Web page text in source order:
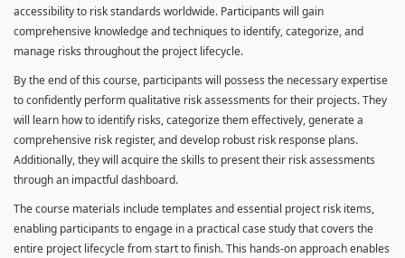
accessibility to risk standards worldwide. Participants will gain
comprehensive knowledge and techniques to identify, categorize, and
manage risks throughout the project lifecycle.
By the end of this course, participants will possess the necessary expertise
to confidently perform qualitative risk assessments for their projects. They
will learn how to identify risks, categorize them effectively, generate a
comprehensive risk register, and develop robust risk response plans.
Additionally, they will acquire the skills to present their risk assessments
through an impactful dashboard.
The course materials include templates and essential project risk items,
enabling participants to engage in a practical case study that covers the
entire project lifecycle from start to finish. This hands-on approach enables